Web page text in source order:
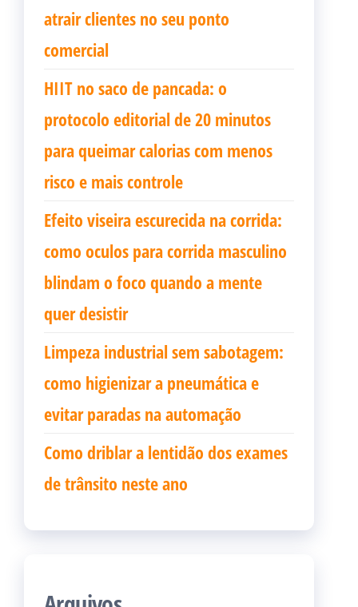
atrair clientes no seu ponto
comercial
HIIT no saco de pancada: o
protocolo editorial de 20 minutos
para queimar calorias com menos
risco e mais controle
Efeito viseira escurecida na corrida:
como oculos para corrida masculino
blindam o foco quando a mente
quer desistir
Limpeza industrial sem sabotagem:
como higienizar a pneumática e
evitar paradas na automação
Como driblar a lentidão dos exames
de trânsito neste ano